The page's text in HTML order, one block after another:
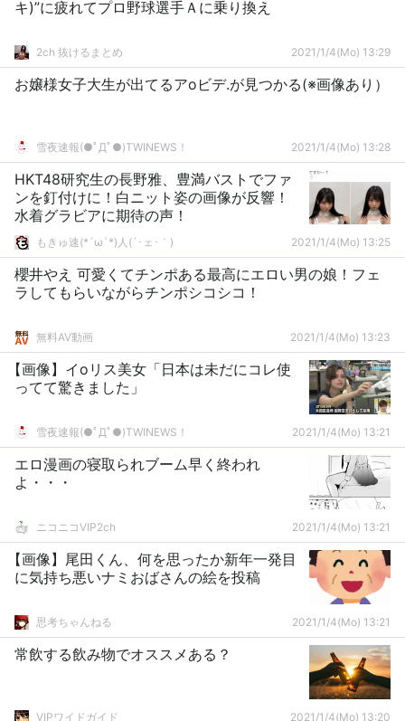
キ)”に疲れてプロ野球選手Ａに乗り換え
2ch 抜けるまとめ 2021/1/4(Mo) 13:29
お嬢様女子大生が出てるアoビデ.が見つかる(※画像あり）
雪夜速報(●ﾟДﾟ●)TWINEWS！ 2021/1/4(Mo) 13:28
HKT48研究生の長野雅、豊満バストでファ
ンを釘付けに！白ニット姿の画像が反響！
水着グラビアに期待の声！
もきゅ速(*´ω`*)人(´･ェ･｀) 2021/1/4(Mo) 13:25
櫻井やえ 可愛くてチンポある最高にエロい男の娘！フェ
ラしてもらいながらチンポシコシコ！
無料AV動画 2021/1/4(Mo) 13:23
【画像】イoリス美女「日本は未だにコレ使
ってて驚きました」
雪夜速報(●ﾟДﾟ●)TWINEWS！ 2021/1/4(Mo) 13:21
エロ漫画の寝取られブーム早く終われ
よ・・・
ニコニコVIP2ch 2021/1/4(Mo) 13:21
【画像】尾田くん、何を思ったか新年一発目
に気持ち悪いナミおばさんの絵を投稿
思考ちゃんねる 2021/1/4(Mo) 13:21
常飲する飲み物でオススメある？
VIPワイドガイド 2021/1/4(Mo) 13:20